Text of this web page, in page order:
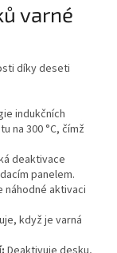
varné
díky deseti
indukčních
na 300 °C, čímž
deaktivace
panelem.
náhodné aktivaci
když je varná